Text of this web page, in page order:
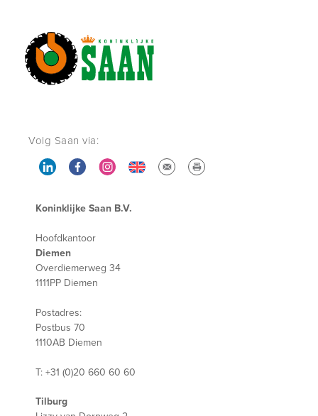
Volg Saan via:
Koninklijke Saan B.V.
Hoofdkantoor
Diemen
Overdiemerweg 34
1111PP Diemen
Postadres:
Postbus 70
1110AB Diemen
T: +31 (0)20 660 60 60
Tilburg